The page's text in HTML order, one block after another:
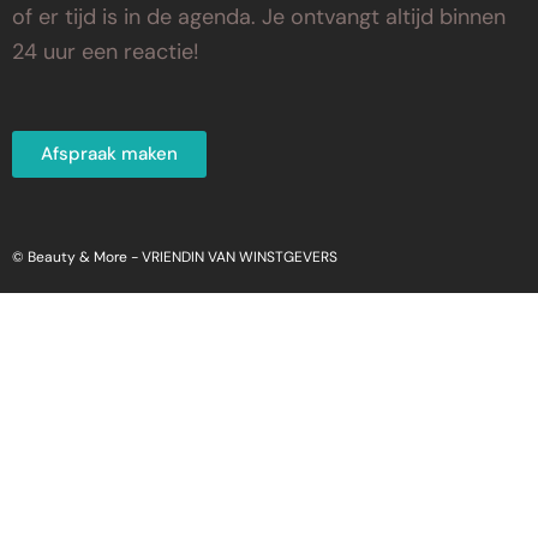
of er tijd is in de agenda. Je ontvangt altijd binnen
24 uur een reactie!
Afspraak maken
© Beauty & More -VRIENDIN VAN WINSTGEVERS